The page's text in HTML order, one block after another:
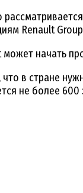
Renault
начать
в стране
не более 600